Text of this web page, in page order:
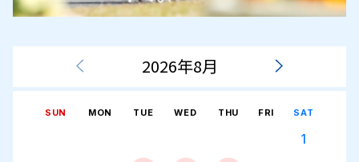
2026年8月
SUN MON TUE WED THU FRI SAT
1